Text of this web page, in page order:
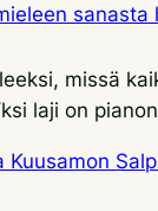
sanasta
missä
laji on
Kuusamon